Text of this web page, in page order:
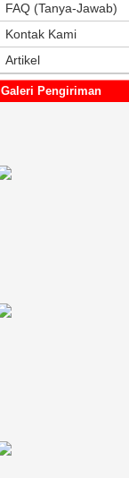
FAQ (Tanya-Jawab)
Kontak Kami
Artikel
Galeri Pengiriman